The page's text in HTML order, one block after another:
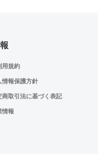
用規約
情報保護方針
商取引法に基づく表記
情報